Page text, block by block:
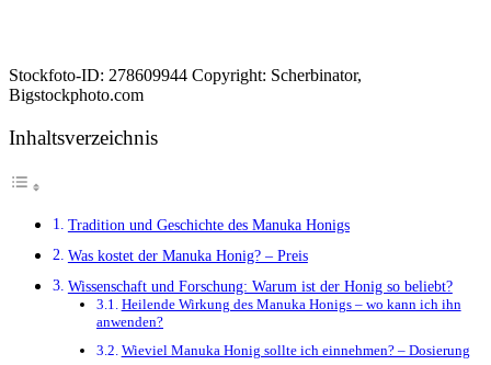
Stockfoto-ID: 278609944 Copyright: Scherbinator,
Bigstockphoto.com
Inhaltsverzeichnis
Tradition und Geschichte des Manuka Honigs
Was kostet der Manuka Honig? – Preis
Wissenschaft und Forschung: Warum ist der Honig so beliebt?
Heilende Wirkung des Manuka Honigs – wo kann ich ihn
anwenden?
Wieviel Manuka Honig sollte ich einnehmen? – Dosierung